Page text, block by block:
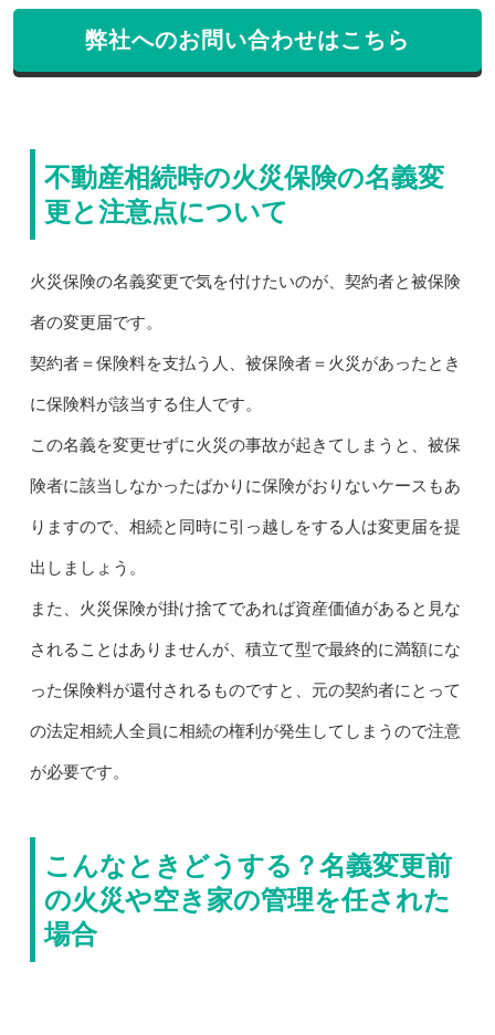
弊社へのお問い合わせはこちら
不動産相続時の火災保険の名義変
更と注意点について
火災保険の名義変更で気を付けたいのが、契約者と被保険
者の変更届です。
契約者＝保険料を支払う人、被保険者＝火災があったとき
に保険料が該当する住人です。
この名義を変更せずに火災の事故が起きてしまうと、被保
険者に該当しなかったばかりに保険がおりないケースもあ
りますので、相続と同時に引っ越しをする人は変更届を提
出しましょう。
また、火災保険が掛け捨てであれば資産価値があると見な
されることはありませんが、積立て型で最終的に満額にな
った保険料が還付されるものですと、元の契約者にとって
の法定相続人全員に相続の権利が発生してしまうので注意
が必要です。
こんなときどうする？名義変更前
の火災や空き家の管理を任された
場合